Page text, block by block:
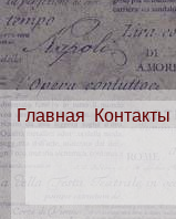
Главная Контакты